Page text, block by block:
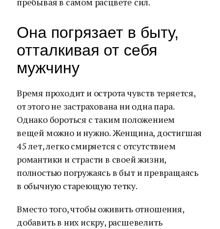
Она погрязает в быту,
отталкивая от себя
мужчину
Время проходит и острота чувств теряется,
от этого не застрахована ни одна пара.
Однако бороться с таким положением
вещей можно и нужно. Женщина, достигшая
45 лет, легко смиряется с отсутствием
романтики и страсти в своей жизни,
полностью погружаясь в быт и превращаясь
в обычную стареющую тетку.
Вместо того, чтобы оживить отношения,
добавить в них искру, расшевелить